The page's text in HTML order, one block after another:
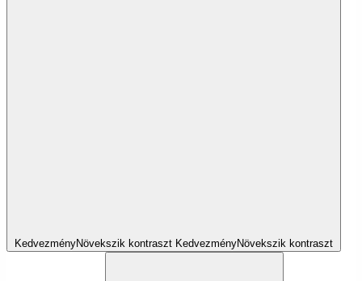
KedvezményNövekszik kontraszt KedvezményNövekszik kontraszt